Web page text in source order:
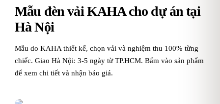
Mẫu đèn vải KAHA cho dự án tại
Hà Nội
Mẫu do KAHA thiết kế, chọn vải và nghiệm thu 100% từng
chiếc. Giao Hà Nội: 3-5 ngày từ TP.HCM. Bấm vào sản phẩm
để xem chi tiết và nhận báo giá.